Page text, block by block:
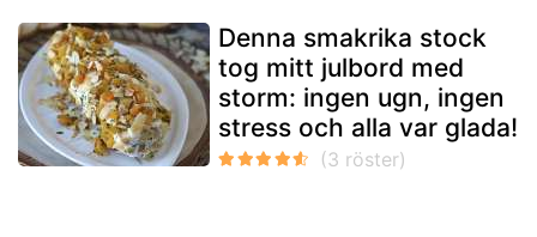
Denna smakrika stock
tog mitt julbord med
storm: ingen ugn, ingen
stress och alla var glada!